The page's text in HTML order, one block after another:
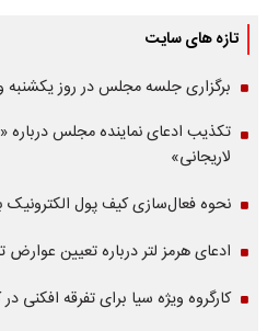
تازه های سایت
برگزاری جلسه مجلس در روز یکشنبه
تکذیب ادعای نماینده مجلس درباره
لاریجانی»
نحوه فعال‌سازی کیف پول الکترونیک
ادعای هرمز لتر درباره تعیین عوارض
کارگروه ویژه سیا برای تفرقه افکنی در